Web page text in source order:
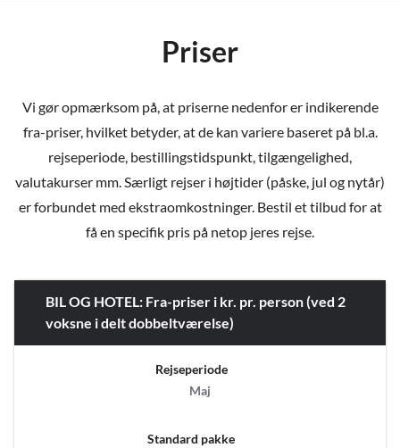
Priser
Vi gør opmærksom på, at priserne nedenfor er indikerende
fra-priser, hvilket betyder, at de kan variere baseret på bl.a.
rejseperiode, bestillingstidspunkt, tilgængelighed,
valutakurser mm. Særligt rejser i højtider (påske, jul og nytår)
er forbundet med ekstraomkostninger. Bestil et tilbud for at
få en specifik pris på netop jeres rejse.
BIL OG HOTEL: Fra-priser i kr. pr. person (ved 2
voksne i delt dobbeltværelse)
Rejseperiode
Maj
Standard pakke